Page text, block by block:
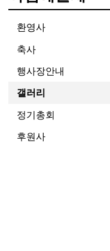
환영사
축사
행사장안내
갤러리
정기총회
후원사